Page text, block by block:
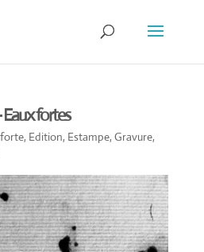
Eaux fortes
forte, Edition, Estampe, Gravure,